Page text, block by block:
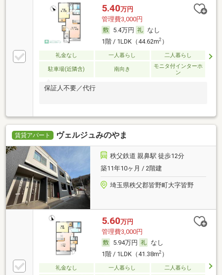
5.40万円
管理費3,000円
5.4万円
なし
1階 / 1LDK（44.62m2）
礼金なし 一人暮らし 二人暮らし
駐車場(近隣含) 南向き
モニタ付インターホ
ン
保証人不要／代行
賃貸アパート ヴェルジュみのやま
秩父鉄道 親鼻駅 徒歩12分
築11年10ヶ月 / 2階建
埼玉県秩父郡皆野町大字皆野
5.60万円
管理費3,000円
5.94万円
なし
1階 / 1LDK（41.38m2）
礼金なし 一人暮らし
二人暮らし